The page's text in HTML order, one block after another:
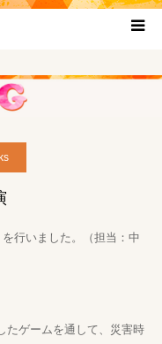
行いました。（担当：中
たゲームを通して、災害時